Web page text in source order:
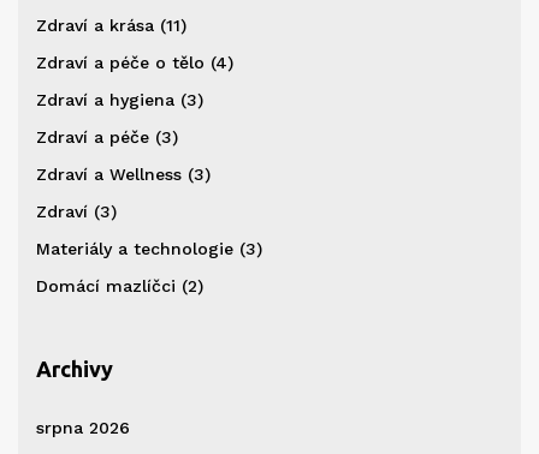
Zdraví a krása (11)
Zdraví a péče o tělo (4)
Zdraví a hygiena (3)
Zdraví a péče (3)
Zdraví a Wellness (3)
Zdraví (3)
Materiály a technologie (3)
Domácí mazlíčci (2)
Archivy
srpna 2026